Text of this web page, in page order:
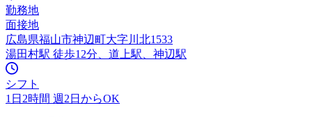
勤務地
面接地
広島県福山市神辺町大字川北1533
湯田村駅 徒歩12分、道上駅、神辺駅
シフト
1日2時間 週2日からOK